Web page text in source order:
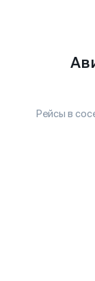
Рейсы в